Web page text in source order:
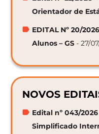
Orientador de
EDITAL Nº 20/
Alunos – GS - 27/
NOVOS
Edital nº 043/
Simplificado